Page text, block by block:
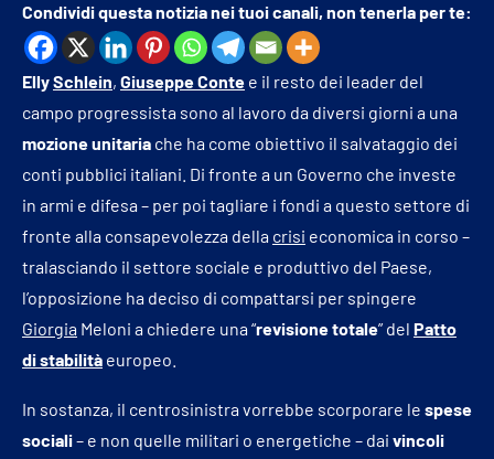
Condividi questa notizia nei tuoi canali, non tenerla per te:
EllySchlein, Giuseppe Conte e il resto dei leader del
campo progressista sono al lavoro da diversi giorni a una
mozioneunitaria che ha come obiettivo il salvataggio dei
conti pubblici italiani. Di fronte a un Governo che investe
in armi e difesa – per poi tagliare i fondi a questo settore di
fronte alla consapevolezza della crisi economica in corso –
tralasciando il settore sociale e produttivo del Paese,
l’opposizione ha deciso di compattarsi per spingere
Giorgia Meloni a chiedere una “revisione totale” del Patto
di stabilità europeo.
In sostanza, il centrosinistra vorrebbe scorporare le spese
sociali– e non quelle militari o energetiche – dai vincoli